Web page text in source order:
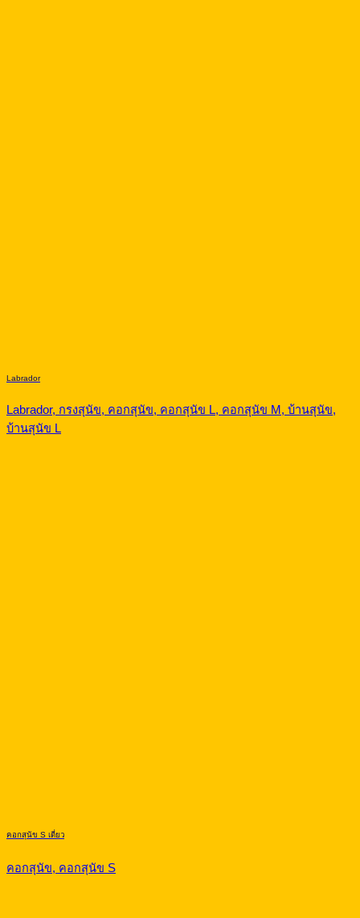
Labrador
Labrador, กรงสุนัข, คอกสุนัข, คอกสุนัข L, คอกสุนัข M, บ้านสุนัข,
บ้านสุนัข L
คอกสุนัข S เดี่ยว
คอกสุนัข, คอกสุนัข S